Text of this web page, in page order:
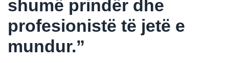
shumë prindër dhe
profesionistë të jetë e
mundur.”